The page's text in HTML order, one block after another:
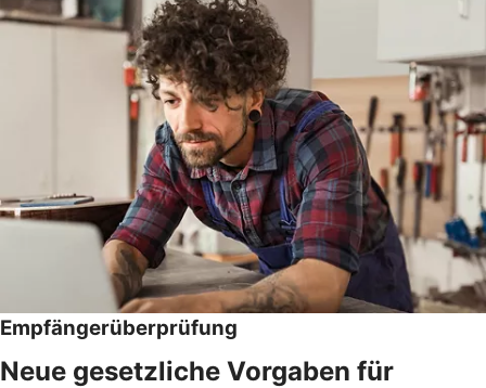
Empfängerüberprüfung
Neue gesetzliche Vorgaben für